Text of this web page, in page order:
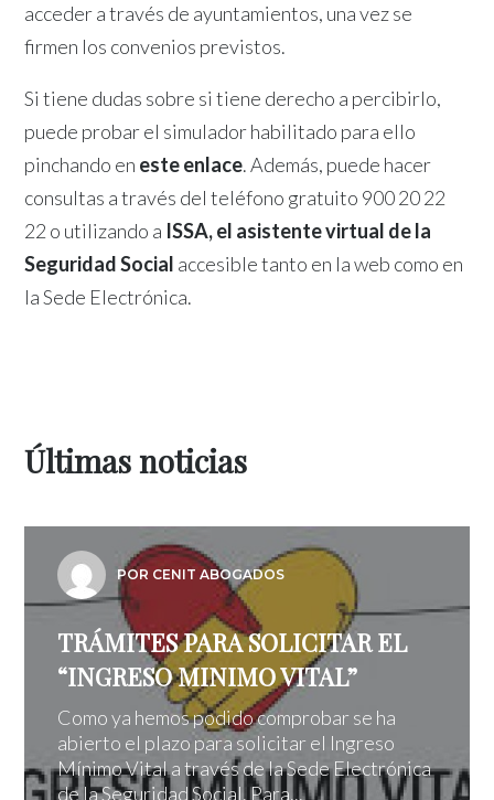
acceder a través de ayuntamientos, una vez se
firmen los convenios previstos.
Si tiene dudas sobre si tiene derecho a percibirlo,
puede probar el simulador habilitado para ello
pinchando en este enlace. Además, puede hacer
consultas a través del teléfono gratuito 900 20 22
22 o utilizando a ISSA, el asistente virtual de la
Seguridad Social accesible tanto en la web como en
la Sede Electrónica.
Últimas noticias
POR CENIT ABOGADOS
TRÁMITES PARA SOLICITAR EL
“INGRESO MINIMO VITAL”
Como ya hemos podido comprobar se ha
abierto el plazo para solicitar el Ingreso
Mínimo Vital a través de la Sede Electrónica
de la Seguridad Social. Para...